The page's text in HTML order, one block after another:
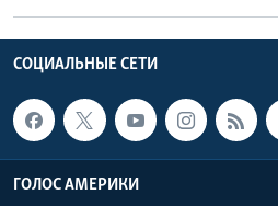
СОЦИАЛЬНЫЕ СЕТИ
ГОЛОС АМЕРИКИ